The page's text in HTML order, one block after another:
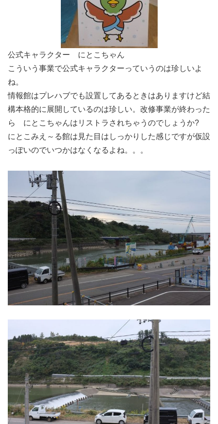
公式キャラクター にとこちゃん
こういう事業で公式キャラクターっていうのは珍しいよ
ね。
情報館はプレハブでも設置してあるときはありますけど結
構本格的に展開しているのは珍しい。改修事業が終わった
ら にとこちゃんはリストラされちゃうのでしょうか?
にとこみえ～る館は見た目はしっかりした感じですが仮設
っぽいのでいつかはなくなるよね。。。